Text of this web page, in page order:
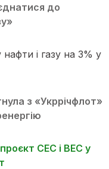
до
і газу на 3% у
з «Укррічфлот»
СЕС і ВЕС у